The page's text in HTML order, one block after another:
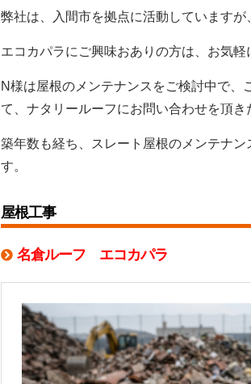
弊社は、入間市を拠点に活動しています
エコカパラにご興味おありの方は、お気軽
N様は屋根のメンテナンスをご検討中で
て、ナタリールーフにお問い合わせを頂き
築年数も経ち、スレート屋根のメンテナ
す。
屋根工事
名倉ルーフ エコカパラ